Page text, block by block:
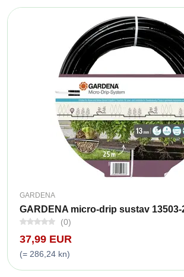
GARDENA
GARDENA micro-drip sustav 13503-
(0)
37,99 EUR
(= 286,24 kn)